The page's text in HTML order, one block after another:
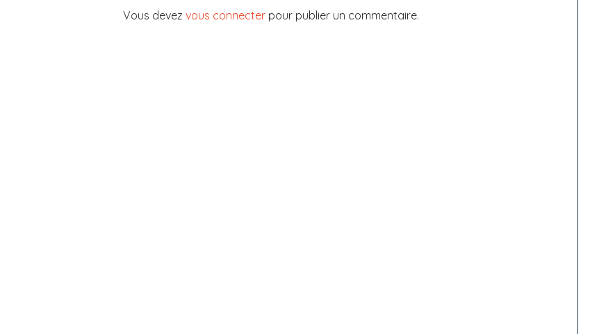
Vous devez vous connecter pour publier un commentaire.